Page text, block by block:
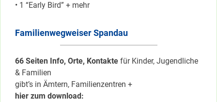
• 1 “Early Bird” + mehr
Familienwegweiser Spandau
66 Seiten Info, Orte, Kontakte für Kinder, Jugendliche
& Familien
gibt’s in Ämtern, Familienzentren +
hier zum download: